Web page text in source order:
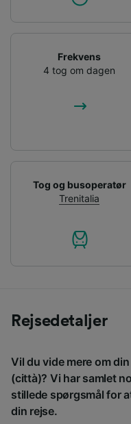
Frekvens
4 tog om dagen
Tog og busoperatør
Trenitalia
Rejsedetaljer
Vil du vide mere om
(città)? Vi har samlet
stillede spørgsmål for
din rejse.